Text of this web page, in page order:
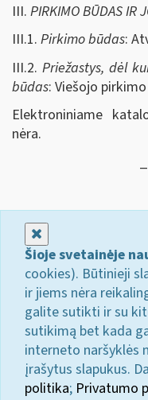
III. PIRKIMO BŪDAS IR
III.1. Pirkimo būdas:
III.2. Priežastys, dėl
būdas: Viešojo
Elektroniniame
nėra.
Šioje svetainėje
cookies). Būtinieji
ir jiems nėra
galite sutikti ir su
sutikimą bet kada
interneto naršyklės
įrašytus slapukus.
politika; Privatumo